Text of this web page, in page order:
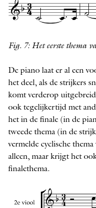
Fig. 7: Het eerste thema
De piano laat er al een
het deel, als de strijkers
komt verderop
ook tegelijkertijd met
het in de finale (in de
tweede thema (in de
vermelde cyclische
alleen, maar krijgt het
finalethema.